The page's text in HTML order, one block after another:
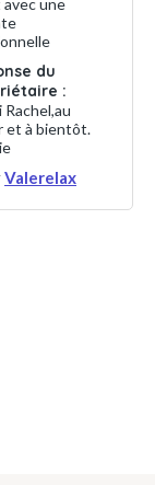
une
du
:
Rachel,au
et à bientôt.
Valerelax